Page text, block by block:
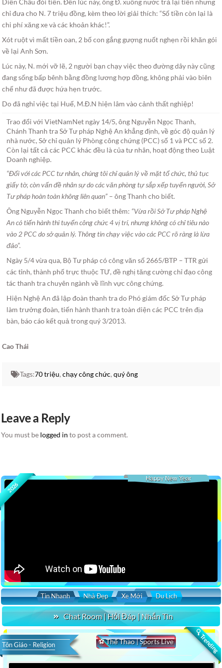
Diễn Châu đòi tiền. Đến lúc này, ông Đ. xuống nước trả lại tiền nhưng
chỉ đưa cho N. 7 triệu đồng, kèm theo lời giải thích: “Số tiền còn lại là
chi phí xăng xe và các khoản khác!”.
Xót ruột vì mất tiền oan, 2 bố con gắng gượng nuốt nghẹn rồi khăn gói
về lại Anh Sơn.
Lúc này, N. mới vỡ lẽ, 2 người bạn chạy việc theo đường dây này cũng
đang sống bấp bênh bằng đồng lương hợp đồng, không phải vào biên
chế như đã được hứa hẹn trước.
Do đã nghỉ việc tại Huế, M.Đ.N hiện lâm vào cảnh thất nghiệp!
Trao đổi với VietNamNet ngày 14/5, ông Nguyễn Ngọc Thanh,
Chánh Thanh tra Sở Tư pháp Nghệ An khẳng định, về góc độ quản lý
nhà nước, Sở chỉ quản lý Phòng công chứng (PCC) số 1 và PCC số 2.
Còn lại tất cả các PCC khác đều là của tư nhân, hoạt động theo Luật
Doanh nghiệp.
“Đối với các PCC tư nhân, chúng tôi chỉ quản lý về mặt tổ chức, thủ tục
giấy tờ, còn vấn đề nhân sự do các văn phòng tự sắp xếp tuyển người, Sở
Tư pháp hoàn toàn không liên quan”– ông Thanh cho biết.
Ông Nguyễn Ngọc Thanh cho biết thêm: “Vừa rồi Sở Tư pháp Nghệ
An có tiến hành thi tuyển công chức 4 vị trí, nhưng không có chỉ tiêu nào
vào 2 PCC do sở quản lý. Thông tin chạy việc vào các PCC rõ ràng là lừa
đảo”.
Ngày 5/4 vừa qua, Bộ Tư pháp có công văn số 2665/BTP – TTR gửi
các tỉnh, thành phố trực thuộc TƯ, đề nghị tăng cường chỉ đạo công
tác thanh tra chuyên ngành về lĩnh vực công chứng.
Hiện Nghệ An đã lập đoàn thanh tra do Phó giám đốc Sở Tư pháp
làm trưởng đoàn, tiến hành thanh tra toàn diện các PCC trên địa
bàn, báo cáo kết quả trong quý 3/2013.
Cao Thái
Tags:70 triệu, chạy công chức, quý ông
Leave a Reply
You must be logged in to post a comment.
2026
Happy New Year
Tin Nhanh Nhà Đẹp Xe Mới Du Lịch
Chat Room | Hỏi Đáp | Nhắn Tin
🔍 Trending
⚽ Thể Thao | Sports Live
Tôn Giáo - Religion